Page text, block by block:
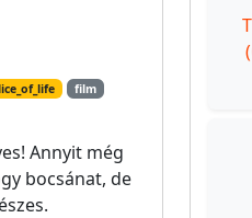
film
Annyit még
bocsánat, de